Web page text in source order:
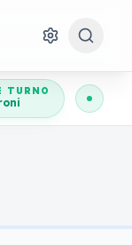
TURNO